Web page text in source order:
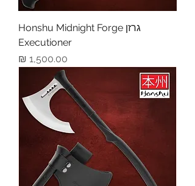
גרזן Honshu Midnight Forge
Executioner
מחיר